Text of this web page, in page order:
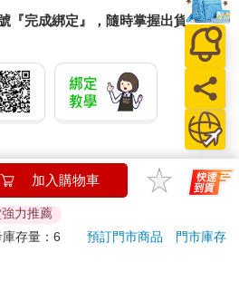
『完成綁定』，隨時掌握出貨動
作ATM! 如接獲電話要求您前往
示，以免受騙上當！
期，退回商品須為全新狀態**
加入購物車
力推薦
庫存量：6 預訂門市商品
門市庫存